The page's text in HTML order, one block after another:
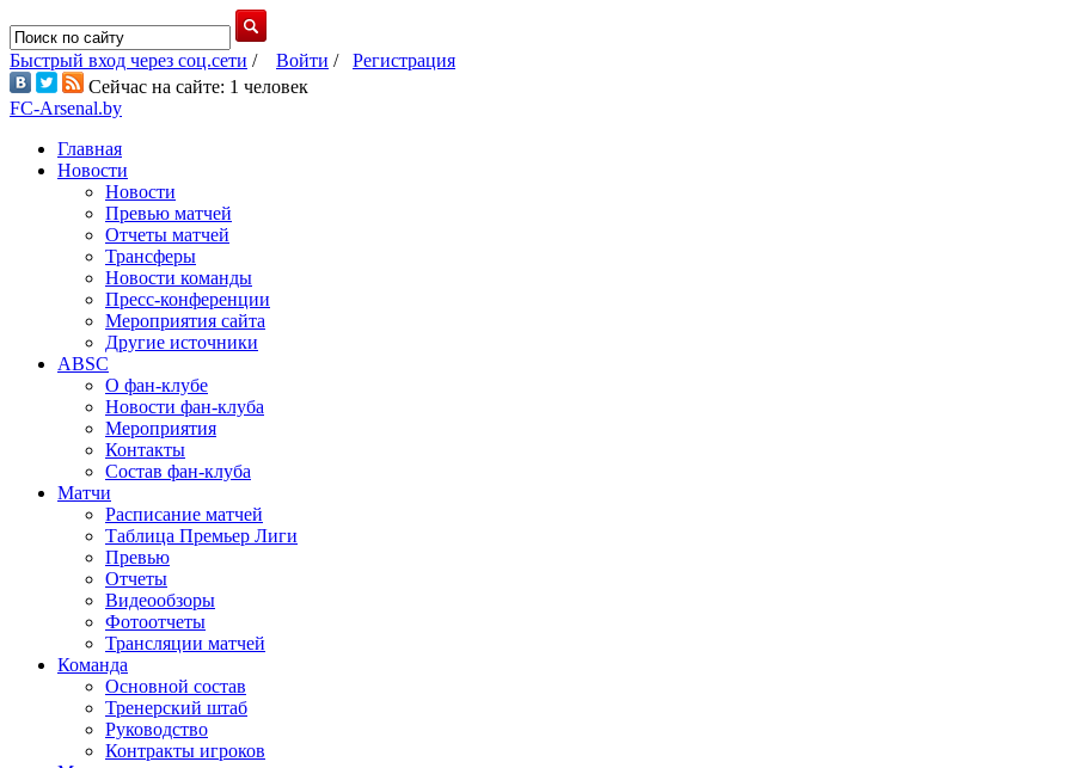
Быстрый вход через соц.сети / Войти / Регистрация
Сейчас на сайте: 1 человек
FC-Arsenal.by
Главная
Новости
Новости
Превью матчей
Отчеты матчей
Трансферы
Новости команды
Пресс-конференции
Мероприятия сайта
Другие источники
ABSC
О фан-клубе
Новости фан-клуба
Мероприятия
Контакты
Состав фан-клуба
Матчи
Расписание матчей
Таблица Премьер Лиги
Превью
Отчеты
Видеообзоры
Фотоотчеты
Трансляции матчей
Команда
Основной состав
Тренерский штаб
Руководство
Контракты игроков